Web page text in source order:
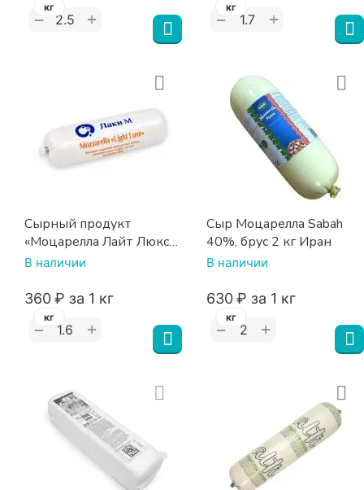
− +
кг
− +
кг
Сырный продукт
«Моцарелла Лайт Люкс»
48% белково-жировой
В наличии
‍360‍₽ за 1 кг
− +
кг
Сыр Моцарелла Sabah
40%, брус 2 кг Иран
В наличии
‍630‍₽ за 1 кг
− +
кг